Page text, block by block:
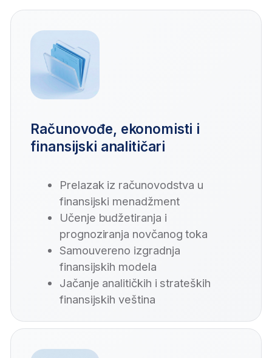
Savladajte AI alate
za profesionalnu i ličnu
produktivnost
U okviru programa na BusinessAcademy
dobijate čak32 sata AI obuke uz vođstvo